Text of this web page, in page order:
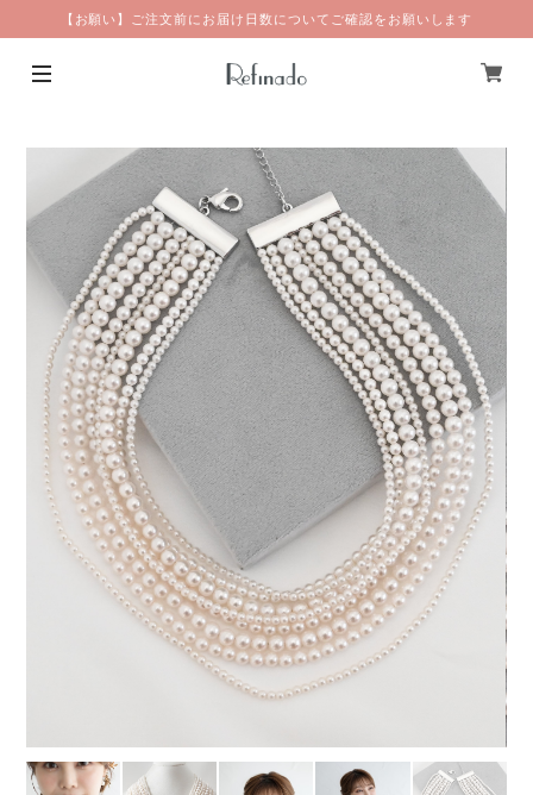
【お願い】ご注文前にお届け日数についてご確認をお願いします